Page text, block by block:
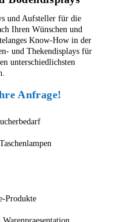
und Aufsteller für die
Ihren Wünschen und
Know-How in der
und Thekendisplays für
unterschiedlichsten
Anfrage!